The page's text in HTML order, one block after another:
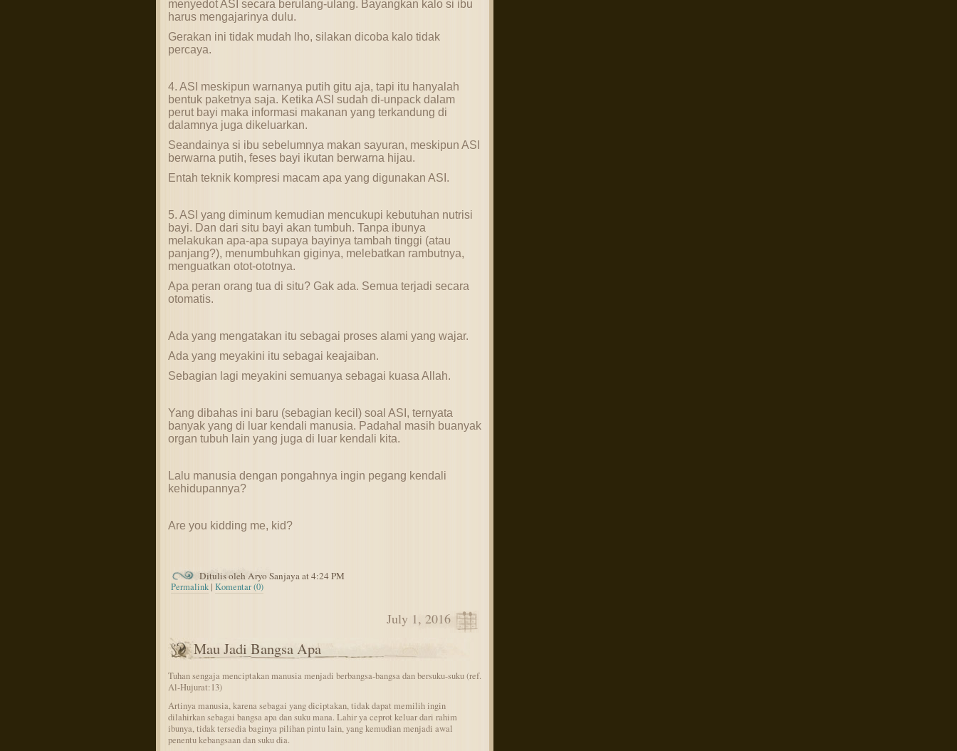
menyedot ASI secara berulang-ulang. Bayangkan kalo si ibu
harus mengajarinya dulu.
Gerakan ini tidak mudah lho, silakan dicoba kalo tidak
percaya.
4. ASI meskipun warnanya putih gitu aja, tapi itu hanyalah
bentuk paketnya saja. Ketika ASI sudah di-unpack dalam
perut bayi maka informasi makanan yang terkandung di
dalamnya juga dikeluarkan.
Seandainya si ibu sebelumnya makan sayuran, meskipun ASI
berwarna putih, feses bayi ikutan berwarna hijau.
Entah teknik kompresi macam apa yang digunakan ASI.
5. ASI yang diminum kemudian mencukupi kebutuhan nutrisi
bayi. Dan dari situ bayi akan tumbuh. Tanpa ibunya
melakukan apa-apa supaya bayinya tambah tinggi (atau
panjang?), menumbuhkan giginya, melebatkan rambutnya,
menguatkan otot-ototnya.
Apa peran orang tua di situ? Gak ada. Semua terjadi secara
otomatis.
Ada yang mengatakan itu sebagai proses alami yang wajar.
Ada yang meyakini itu sebagai keajaiban.
Sebagian lagi meyakini semuanya sebagai kuasa Allah.
Yang dibahas ini baru (sebagian kecil) soal ASI, ternyata
banyak yang di luar kendali manusia. Padahal masih buanyak
organ tubuh lain yang juga di luar kendali kita.
Lalu manusia dengan pongahnya ingin pegang kendali
kehidupannya?
Are you kidding me, kid?
Ditulis oleh Aryo Sanjaya at 4:24 PM
Permalink |Komentar (0)
July 1, 2016
Mau Jadi Bangsa Apa
Tuhan sengaja menciptakan manusia menjadi berbangsa-bangsa dan bersuku-suku (ref.
Al-Hujurat:13)
Artinya manusia, karena sebagai yang diciptakan, tidak dapat memilih ingin
dilahirkan sebagai bangsa apa dan suku mana. Lahir ya ceprot keluar dari rahim
ibunya, tidak tersedia baginya pilihan pintu lain, yang kemudian menjadi awal
penentu kebangsaan dan suku dia.